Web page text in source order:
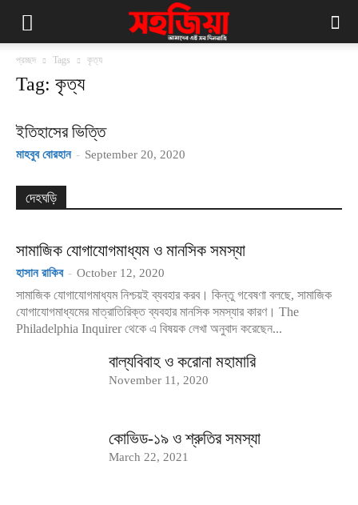
প্রচ্ছদ Tags কৃত্য
Tag: কৃত্য
ইতিহাসের ভিত্তি
মাহবুব বোরহান - September 20, 2020
দেহঘড়ি
সামাজিক যোগাযোগমাধ্যম ও মানসিক সমস্যা
হাসান রাকিব - October 12, 2020
সামাজিক যোগাযোগমাধ্যম নিশ্চয়ই ব্যবহার করব। কিন্তু গবেষণা বলছে, সামাজিক
যোগাযোগমাধ্যমের মাত্রাতিরিক্ত ব্যবহার মানসিক সমস্যার কারণ। The
Philadelphia Inquirer থেকে এ বিষয়ক লেখা অনুবাদ করেছেন...
বাল্যবিবাহ ও করোনা মহামারি
November 11, 2020
কোভিড-১৯ ও শ্রুতির সমস্যা
March 22, 2021